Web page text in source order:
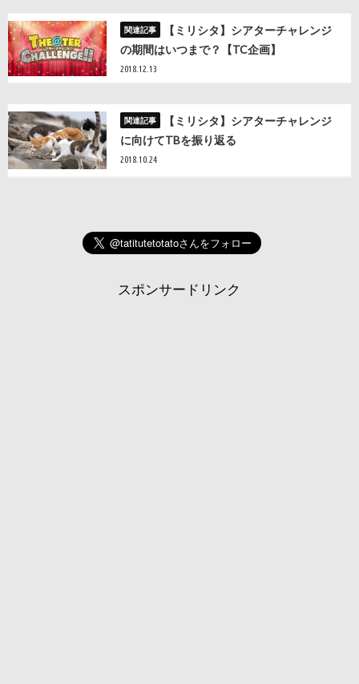
【ミリシタ】シアターチャレンジ
の期間はいつまで？【TC企画】
2018.12.13
【ミリシタ】シアターチャレンジ
に向けてTBを振り返る
2018.10.24
スポンサードリンク